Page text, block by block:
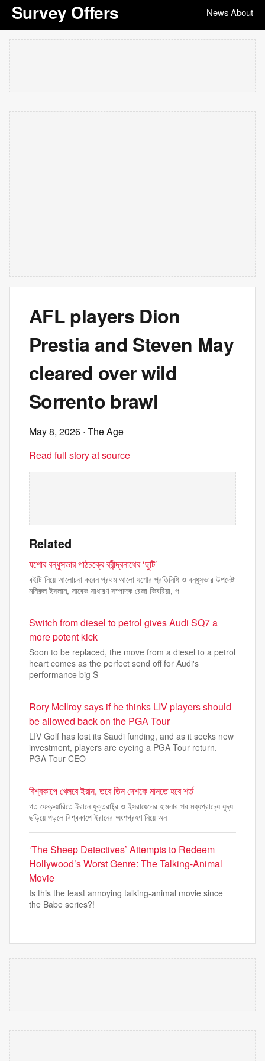
Survey Offers News|About
AFL players Dion
Prestia and Steven May
cleared over wild
Sorrento brawl
May 8, 2026 · The Age
Read full story at source
Related
যশোর বন্ধুসভার পাঠচক্রে রবীন্দ্রনাথের ‘ছুটি’
বইটি নিয়ে আলোচনা করেন প্রথম আলো যশোর প্রতিনিধি ও বন্ধুসভার উপদেষ্টা
মনিরুল ইসলাম, সাবেক সাধারণ সম্পাদক রেজা কিবরিয়া, প
Switch from diesel to petrol gives Audi SQ7 a
more potent kick
Soon to be replaced, the move from a diesel to a petrol
heart comes as the perfect send off for Audi's
performance big S
Rory McIlroy says if he thinks LIV players should
be allowed back on the PGA Tour
LIV Golf has lost its Saudi funding, and as it seeks new
investment, players are eyeing a PGA Tour return.
PGA Tour CEO
বিশ্বকাপে খেলবে ইরান, তবে তিন দেশকে মানতে হবে শর্ত
গত ফেব্রুয়ারিতে ইরানে যুক্তরাষ্ট্র ও ইসরায়েলের হামলার পর মধ্যপ্রাচ্যে যুদ্ধ
ছড়িয়ে পড়লে বিশ্বকাপে ইরানের অংশগ্রহণ নিয়ে অন
‘The Sheep Detectives’ Attempts to Redeem
Hollywood’s Worst Genre: The Talking-Animal
Movie
Is this the least annoying talking-animal movie since
the Babe series?!